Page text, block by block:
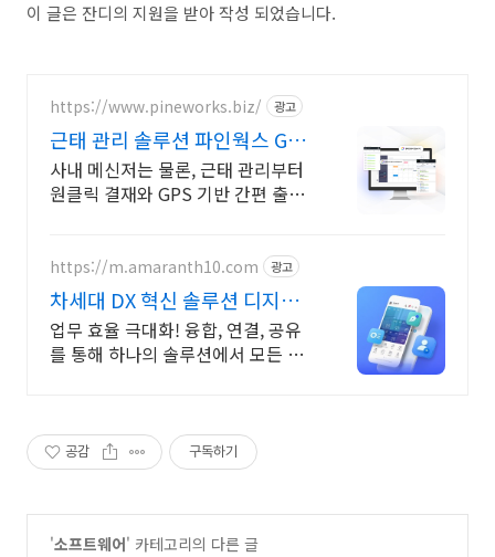
이 글은 잔디의 지원을 받아 작성 되었습니다.
https://www.pineworks.biz/ 광고
근태 관리 솔루션 파인웍스 GPS
기반 출퇴근 기록
사내 메신저는 물론, 근태 관리부터
원클릭 결재와 GPS 기반 간편 출퇴
https://m.amaranth10.com 광고
차세대 DX 혁신 솔루션 디지털
비즈니스 플랫폼
업무 효율 극대화! 융합, 연결, 공유
를 통해 하나의 솔루션에서 모든 업
공감 구독하기
'소프트웨어' 카테고리의 다른 글